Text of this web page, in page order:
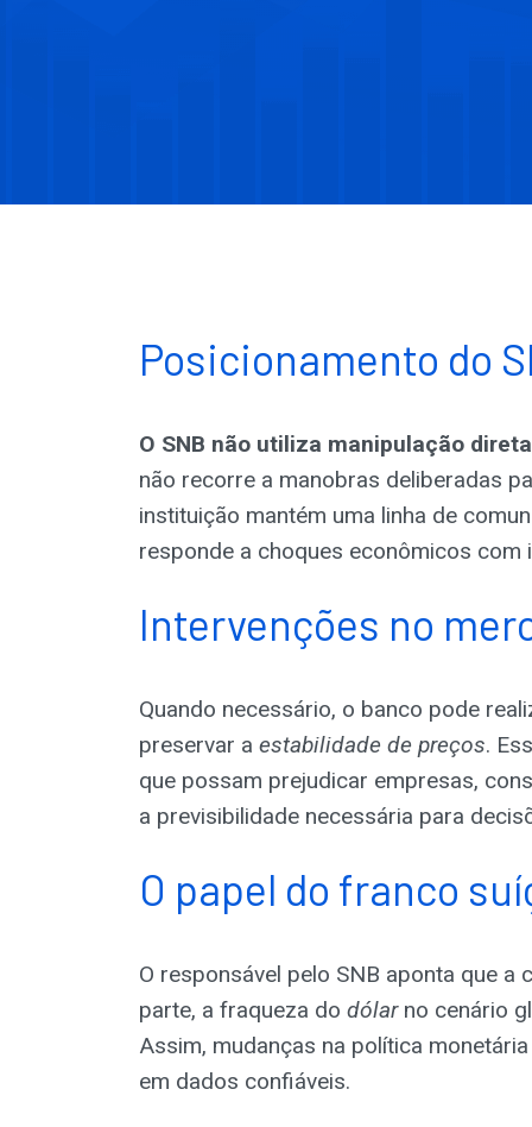
Posicionamento do
O SNB não utiliza manipulação
não recorre a manobras deliberadas
instituição mantém uma linha de
responde a choques econômicos com
Intervenções no
Quando necessário, o banco pode
preservar a estabilidade de preços.
que possam prejudicar empresas,
a previsibilidade necessária para
O papel do franco
O responsável pelo SNB aponta que
parte, a fraqueza do dólarno cenário
Assim, mudanças na política
em dados confiáveis.